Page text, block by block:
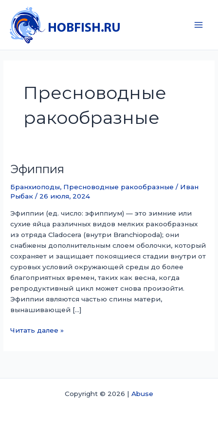
содержимому
Пресноводные
ракообразные
Эфиппия
Бранхиоподы, Пресноводные ракообразные / Иван
Рыбак/ 26 июля, 2024
Эфиппии (ед. число: эфиппиум) — это зимние или
сухие яйца различных видов мелких ракообразных
из отряда Cladocera (внутри Branchiopoda); они
снабжены дополнительным слоем оболочки, который
сохраняет и защищает покоящиеся стадии внутри от
суровых условий окружающей среды до более
благоприятных времен, таких как весна, когда
репродуктивный цикл может снова произойти.
Эфиппии являются частью спины матери,
вынашивающей […]
Эфиппия
Читать далее »
Copyright © 2026 | Abuse